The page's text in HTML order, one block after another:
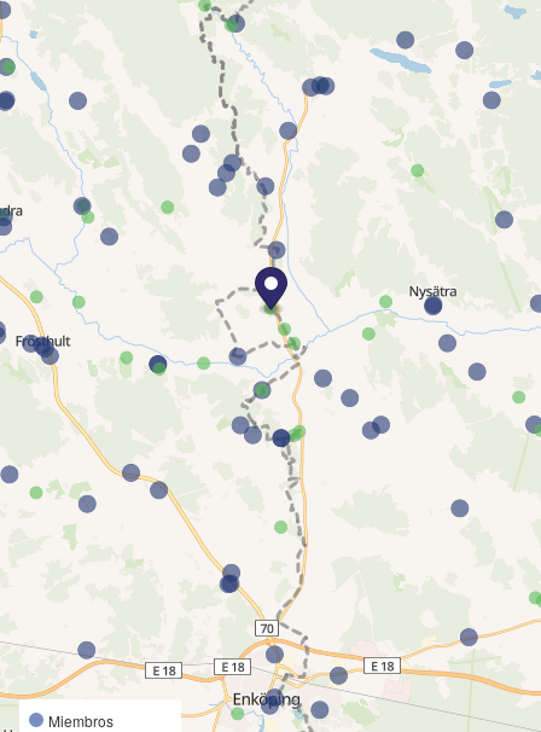
Miembros